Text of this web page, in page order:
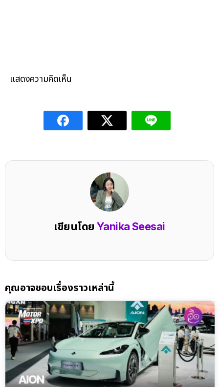
แสดงความคิดเห็น
เขียนโดย Yanika Seesai
คุณอาจชอบเรื่องราวเหล่านี้